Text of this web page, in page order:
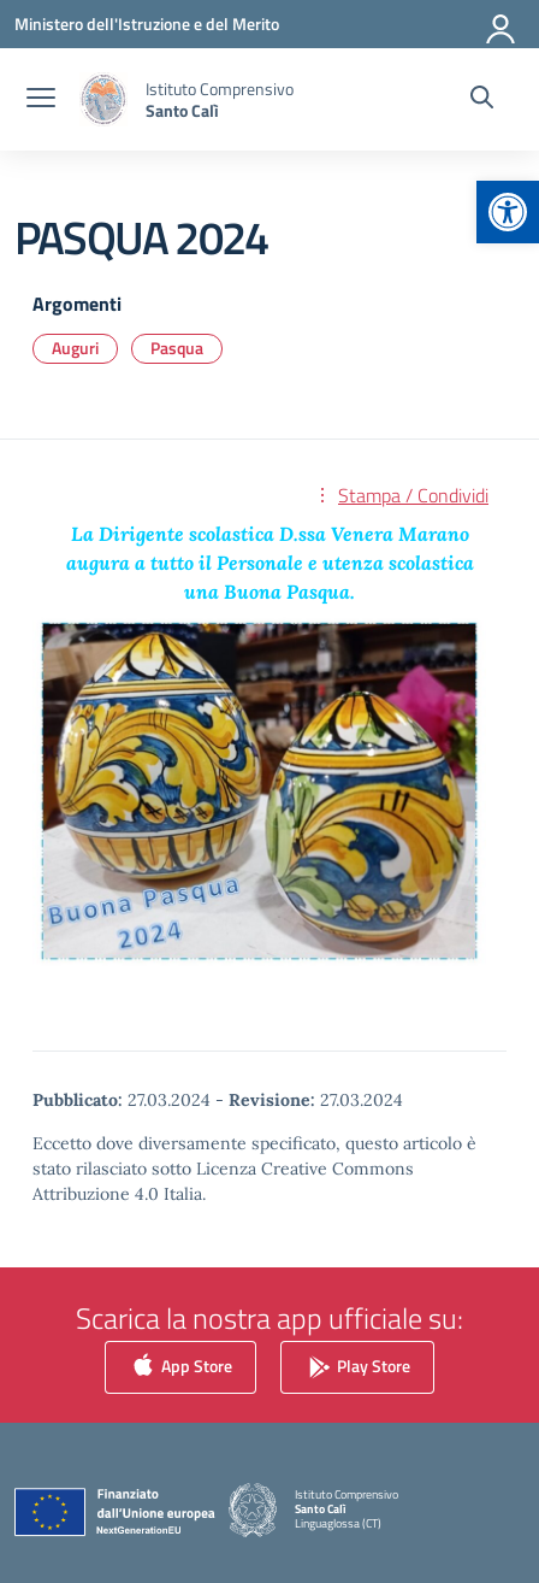
Vai ai contenuti
Vai al menu di navigazione
Vai al footer
Ministero dell'Istruzione e del Merito
Istituto Comprensivo
Santo Calì
PASQUA 2024
Argomenti
Auguri Pasqua
Stampa / Condividi
La Dirigente scolastica D.ssa Venera Marano
augura a tutto il Personale e utenza scolastica
una Buona Pasqua.
Pubblicato: 27.03.2024 - Revisione: 27.03.2024
Eccetto dove diversamente specificato, questo articolo è
stato rilasciato sotto Licenza Creative Commons
Attribuzione 4.0 Italia.
Scarica la nostra app ufficiale su:
App Store Play Store
Istituto Comprensivo
Santo Calì
Linguaglossa (CT)
— Visita la pagina iniziale della scuola